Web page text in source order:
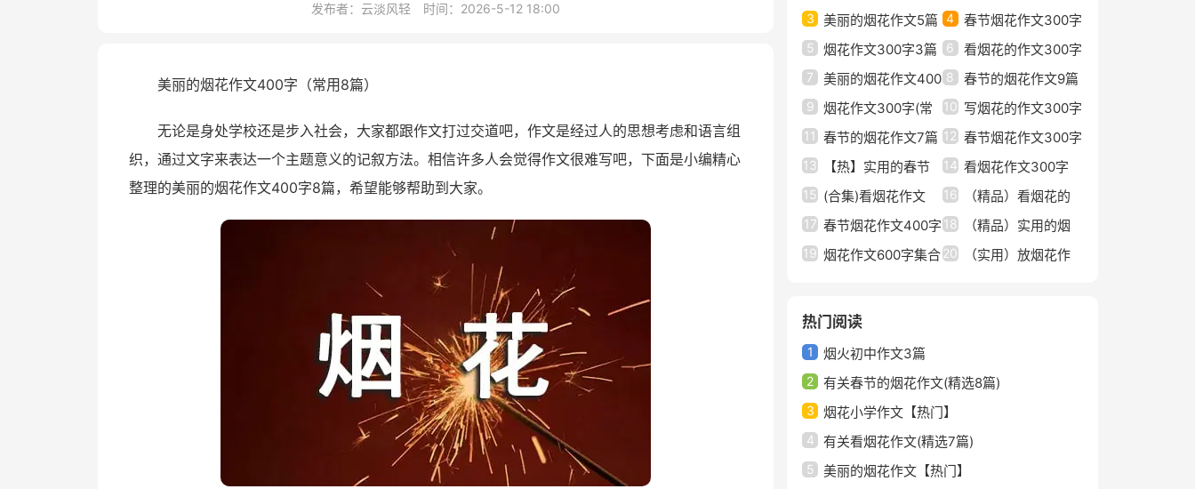
发布者：云淡风轻 时间：2026-5-12 18:00
美丽的烟花作文400字（常用8篇）
无论是身处学校还是步入社会，大家都跟作文打过交道吧，作文是经过人的思想考虑和语言组
织，通过文字来表达一个主题意义的记叙方法。相信许多人会觉得作文很难写吧，下面是小编精心
整理的美丽的烟花作文400字8篇，希望能够帮助到大家。
花作文
文300字4篇(优)
3
美丽的烟花作文5篇
（精品）
4
春节烟花作文300字
精选【5篇】
5
烟花作文300字3篇
【精华】
6
看烟花的作文300字
3篇[精选]
7
美丽的烟花作文400
字（常用8篇）
8
春节的烟花作文9篇
(精)
9
烟花作文300字(常
用9篇)
10 写烟花的作文300字
4篇（经典）
11 春节的烟花作文7篇
【优秀】
12 春节烟花作文300字
9篇（精选）
13
【热】实用的春节
的烟花作文4篇
14 看烟花作文300字
【优选】
15 (合集)看烟花作文
600字
16
（精品）看烟花的
作文300字4篇
17 春节烟花作文400字
4篇【优秀】
18
（精品）实用的烟
花作文600字7篇
19 烟花作文600字集合20
（实用）放烟花作
热门阅读
1 烟火初中作文3篇
2 有关春节的烟花作文(精选8篇)
3 烟花小学作文【热门】
4 有关看烟花作文(精选7篇)
5 美丽的烟花作文【热门】